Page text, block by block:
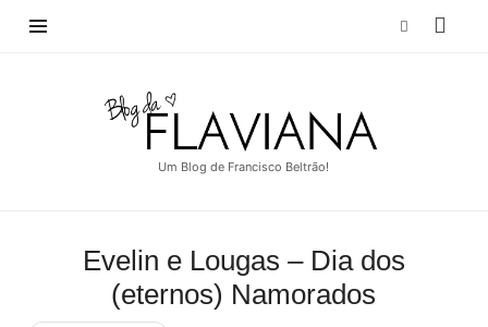
Blog
da
FlavianaUm Blog de Francisco Beltrão!
Evelin e Lougas – Dia dos
(eternos) Namorados